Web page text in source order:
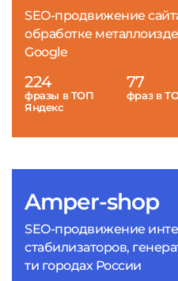
Amper-shop
SEO-продвижение
стабилизаторов,
ти городах России
SEO-продвижение
обработке
Google
224
фразы в ТОП
Яндекс
77
фраз в